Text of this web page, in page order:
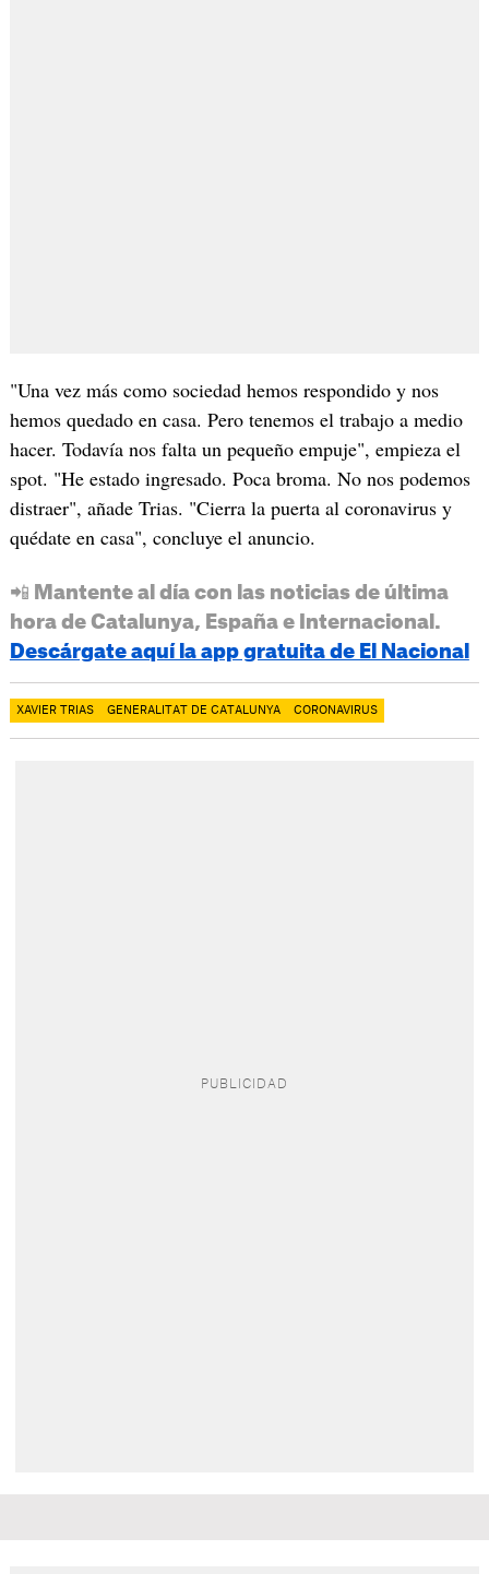
"Una vez más como sociedad hemos respondido y nos
hemos quedado en casa. Pero tenemos el trabajo a medio
hacer. Todavía nos falta un pequeño empuje", empieza el
spot. "He estado ingresado. Poca broma. No nos podemos
distraer", añade Trias. "Cierra la puerta al coronavirus y
quédate en casa", concluye el anuncio.
📲 Mantente al día con las noticias de última
hora de Catalunya, España e Internacional.
Descárgate aquí la app gratuita de El Nacional
XAVIER TRIAS GENERALITAT DE CATALUNYA CORONAVIRUS